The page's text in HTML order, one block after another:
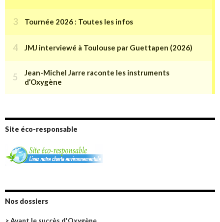
Site éco-responsable
Nos dossiers
> Avant le succès d'Oxygène